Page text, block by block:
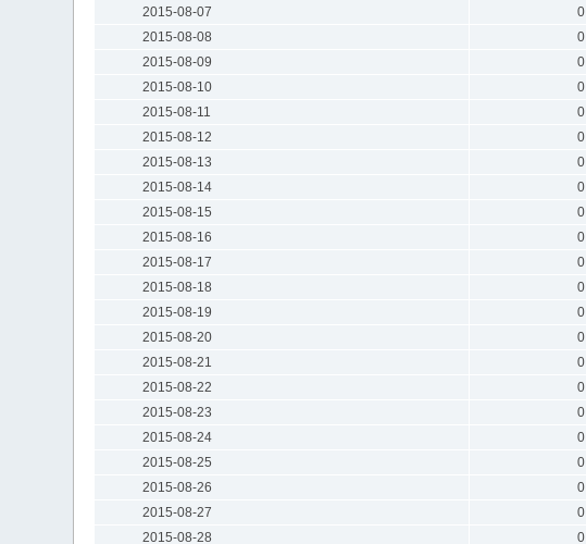
2015-08-07
0
2015-08-08
0
2015-08-09
0
2015-08-10
0
2015-08-11
0
2015-08-12
0
2015-08-13
0
2015-08-14
0
2015-08-15
0
2015-08-16
0
2015-08-17
0
2015-08-18
0
2015-08-19
0
2015-08-20
0
2015-08-21
0
2015-08-22
0
2015-08-23
0
2015-08-24
0
2015-08-25
0
2015-08-26
0
2015-08-27
0
2015-08-28
0